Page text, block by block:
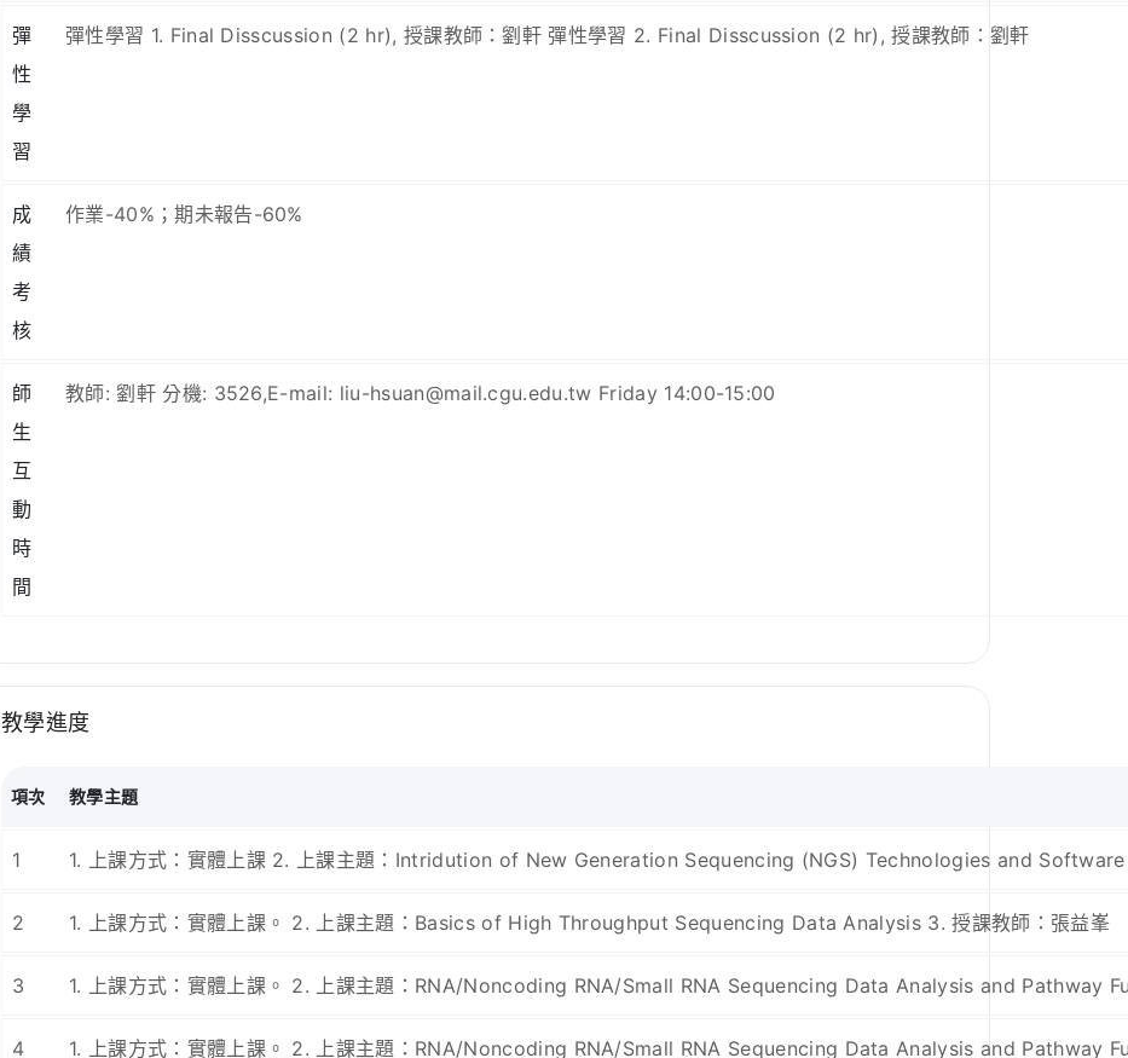
彈
性
學
習
彈性學習 1. Final Disscussion (2 hr), 授課教師：劉軒 彈性學習 2. Final Disscussion (2 hr), 授課教師：劉軒
成
績
考
核
作業-40%；期未報告-60%
師
生
互
動
時
間
教師: 劉軒 分機: 3526,E-mail: liu-hsuan@mail.cgu.edu.tw Friday 14:00-15:00
教學進度
項次 教學主題
1 1. 上課方式：實體上課 2. 上課主題：Intridution of New Generation Sequencing (NGS) Technologies and
2 1. 上課方式：實體上課。 2. 上課主題：Basics of High Throughput Sequencing Data Analysis 3. 授課教師：張益峯
3 1. 上課方式：實體上課。 2. 上課主題：RNA/Noncoding RNA/Small RNA Sequencing Data Analysis and Pathway
4 1. 上課方式：實體上課。 2. 上課主題：RNA/Noncoding RNA/Small RNA Sequencing Data Analysis and Pathway